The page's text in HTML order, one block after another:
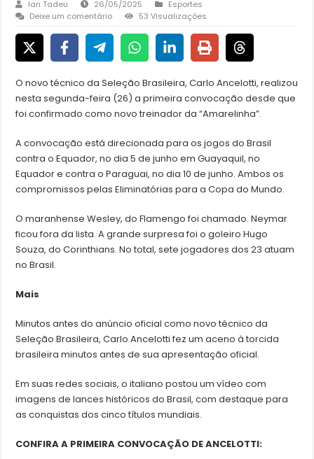
Ian Tadeu 26/05/2025
Esportes
Deixe um comentário
53 Visualizações
O novo técnico da Seleção Brasileira, Carlo Ancelotti, realizou
nesta segunda-feira (26) a primeira convocação desde que
foi confirmado como novo treinador da “Amarelinha”.
A convocação está direcionada para os jogos do Brasil
contra o Equador, no dia 5 de junho em Guayaquil, no
Equador e contra o Paraguai, no dia 10 de junho. Ambos os
compromissos pelas Eliminatórias para a Copa do Mundo.
O maranhense Wesley, do Flamengo foi chamado. Neymar
ficou fora da lista. A grande surpresa foi o goleiro Hugo
Souza, do Corinthians. No total, sete jogadores dos 23 atuam
no Brasil.
Mais
Minutos antes do anúncio oficial como novo técnico da
Seleção Brasileira, Carlo Ancelotti fez um aceno à torcida
brasileira minutos antes de sua apresentação oficial.
Em suas redes sociais, o italiano postou um vídeo com
imagens de lances históricos do Brasil, com destaque para
as conquistas dos cinco títulos mundiais.
CONFIRA A PRIMEIRA CONVOCAÇÃO DE ANCELOTTI: